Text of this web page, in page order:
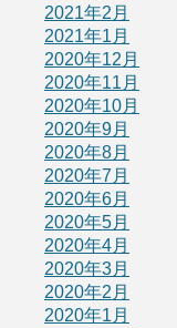
2021年2月
2021年1月
2020年12月
2020年11月
2020年10月
2020年9月
2020年8月
2020年7月
2020年6月
2020年5月
2020年4月
2020年3月
2020年2月
2020年1月